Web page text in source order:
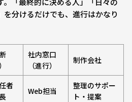
分けるだけでも、進行はかなり
社内窓口
（進行）
制作会社
者
Web担当
整理のサポー
ト・提案